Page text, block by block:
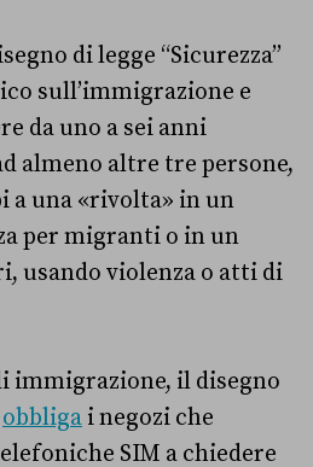
di legge “Sicurezza”
sull’immigrazione e
da uno a sei anni
almeno altre tre persone,
a una «rivolta» in un
per migranti o in un
usando violenza o atti di
immigrazione, il disegno
obbliga i negozi che
SIM a chiedere